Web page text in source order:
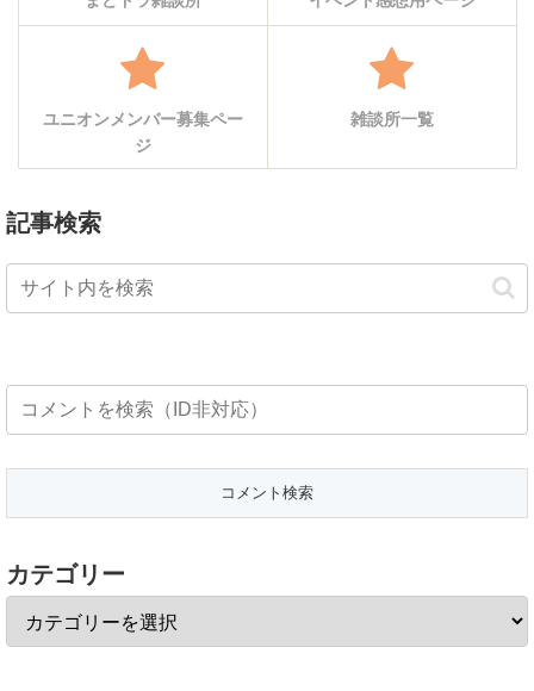
ユニオンメンバー募集ペー
ジ
雑談所一覧
記事検索
カテゴリー